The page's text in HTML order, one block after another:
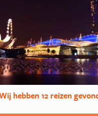
hebben12 reizen